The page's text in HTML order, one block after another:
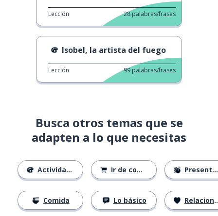
Lección 28 palabras/frases
Isobel, la artista del fuego
Lección 99 palabras/frases
Busca otros temas que se
adapten a lo que necesitas
Actividades
Comida
Ir de compras
Lo básico
Presentándose
Relaciones